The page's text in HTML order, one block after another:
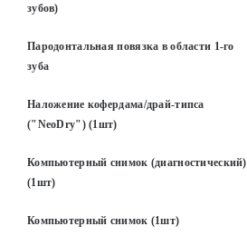
зубов)
Пародонтальная повязка в области 1-го
зуба
Наложение кофердама/драй-типса
("NeoDry") (1шт)
Компьютерный снимок (диагностический)
(1шт)
Компьютерный снимок (1шт)